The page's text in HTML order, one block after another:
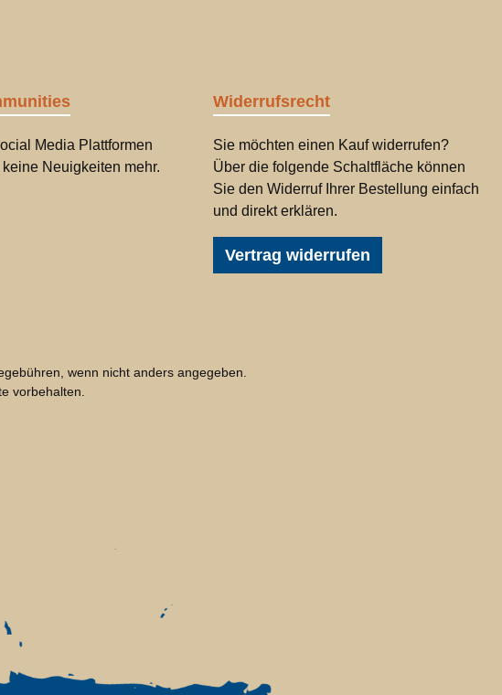
Media Plattformen
Neuigkeiten mehr.
Widerrufsrecht
Sie möchten einen Kauf widerrufen?
Über die folgende Schaltfläche können
Sie den Widerruf Ihrer Bestellung einfach
und direkt erklären.
Vertrag widerrufen
wenn nicht anders angegeben.
vorbehalten.